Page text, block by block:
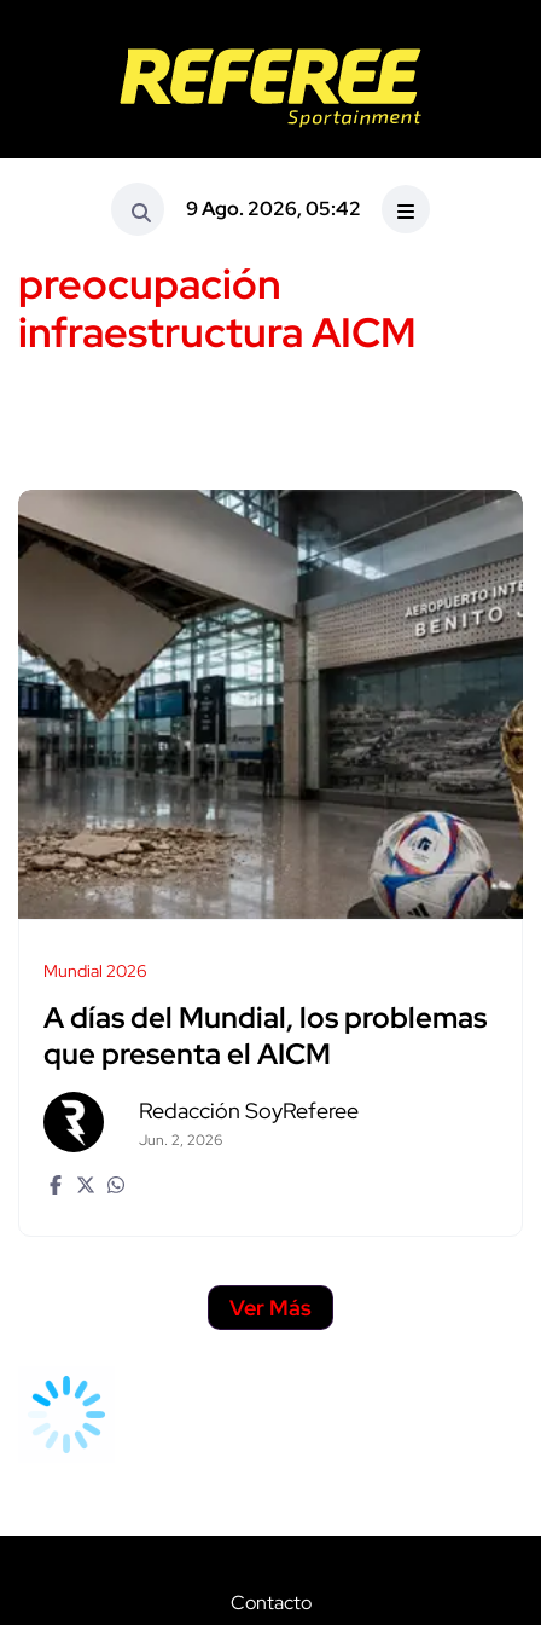
9 Ago. 2026, 05:42
preocupación
infraestructura AICM
Mundial 2026
A días del Mundial, los problemas
que presenta el AICM
Redacción SoyReferee
Jun. 2, 2026
Ver Más
Contacto